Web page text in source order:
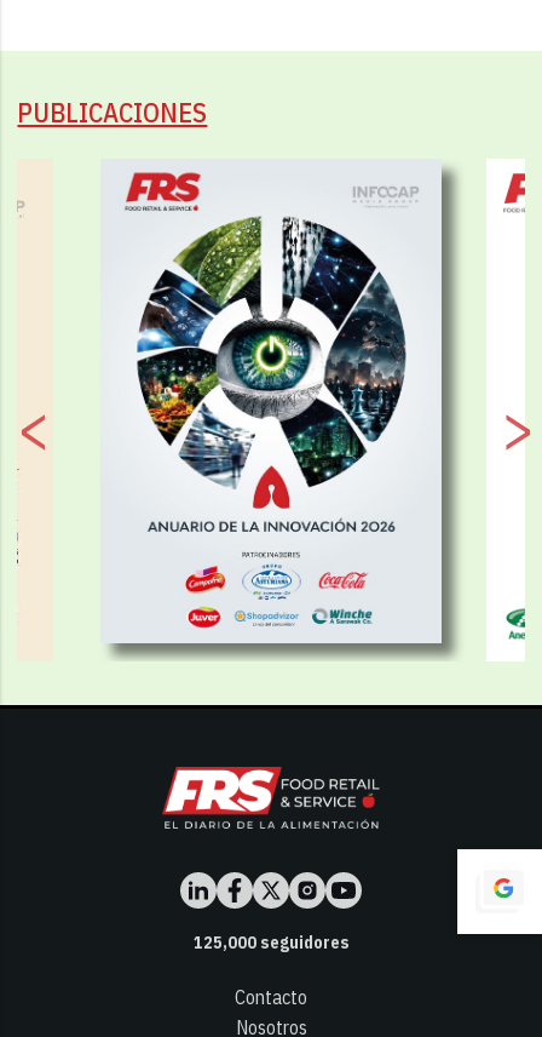
PUBLICACIONES
125,000seguidores
Contacto
Nosotros